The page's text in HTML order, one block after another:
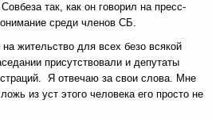
так, как он говорил на пресс-
среди членов СБ.
жительство для всех безо всякой
присутствовали и депутаты
Я отвечаю за свои слова. Мне
из уст этого человека его просто не